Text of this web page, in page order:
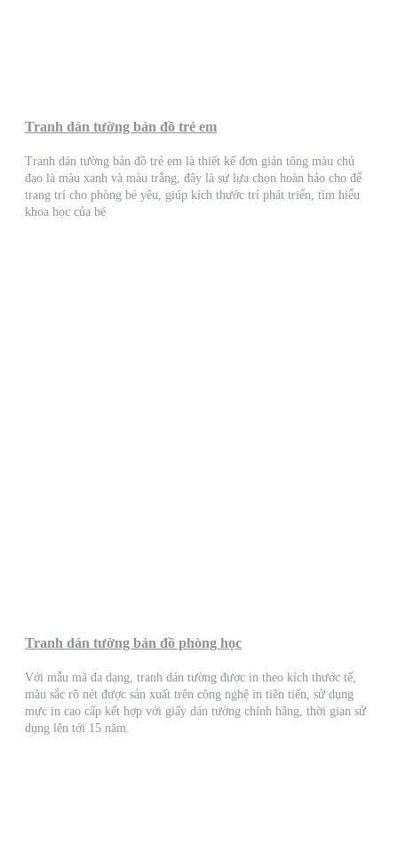
Tranh dán tường bản đồ trẻ em
Tranh dán tường bản đồ trẻ em là thiết kế đơn giản tông màu chủ
đạo là màu xanh và màu trắng, đây là sự lựa chọn hoàn hảo cho để
trang trí cho phòng bé yêu, giúp kích thước trí phát triển, tìm hiểu
khoa học của bé
Tranh dán tường bản đồ phòng học
Với mẫu mã đa dạng, tranh dán tường được in theo kích thước tế,
màu sắc rõ nét được sản xuất trên công nghệ in tiên tiến, sử dụng
mực in cao cấp kết hợp với giấy dán tường chính hãng, thời gian sử
dụng lên tới 15 năm.